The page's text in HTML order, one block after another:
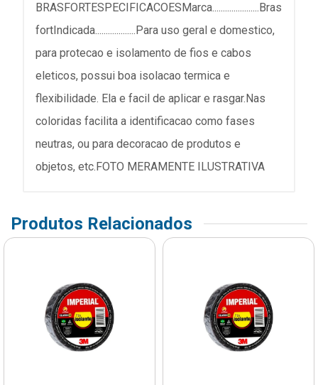
BRASFORTESPECIFICACOESMarca......................Bras
fortIndicada...................Para uso geral e domestico,
para protecao e isolamento de fios e cabos
eleticos, possui boa isolacao termica e
flexibilidade. Ela e facil de aplicar e rasgar.Nas
coloridas facilita a identificacao como fases
neutras, ou para decoracao de produtos e
objetos, etc.FOTO MERAMENTE ILUSTRATIVA
Produtos Relacionados